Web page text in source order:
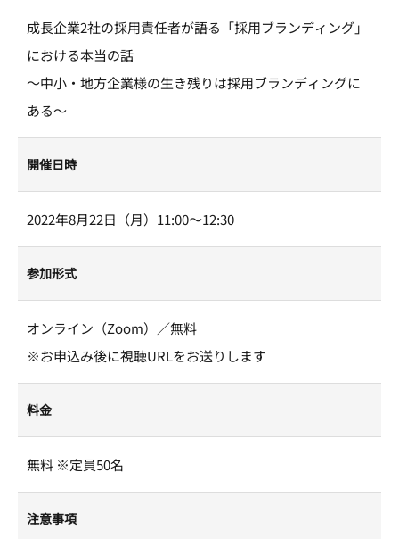
成長企業2社の採用責任者が語る「採用ブランディング」
における本当の話
～中小・地方企業様の生き残りは採用ブランディングに
ある～
開催日時
2022年8月22日（月）11:00～12:30
参加形式
オンライン（Zoom）／無料
※お申込み後に視聴URLをお送りします
料金
無料 ※定員50名
注意事項